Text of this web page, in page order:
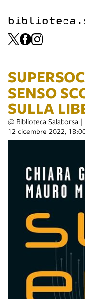
SENSO
SULLA
@ Biblioteca Salaborsa |
12 dicembre 2022,